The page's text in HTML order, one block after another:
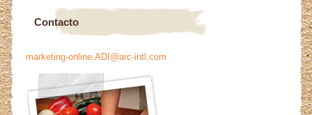
Contacto
marketing-online.ADI@arc-intl.com